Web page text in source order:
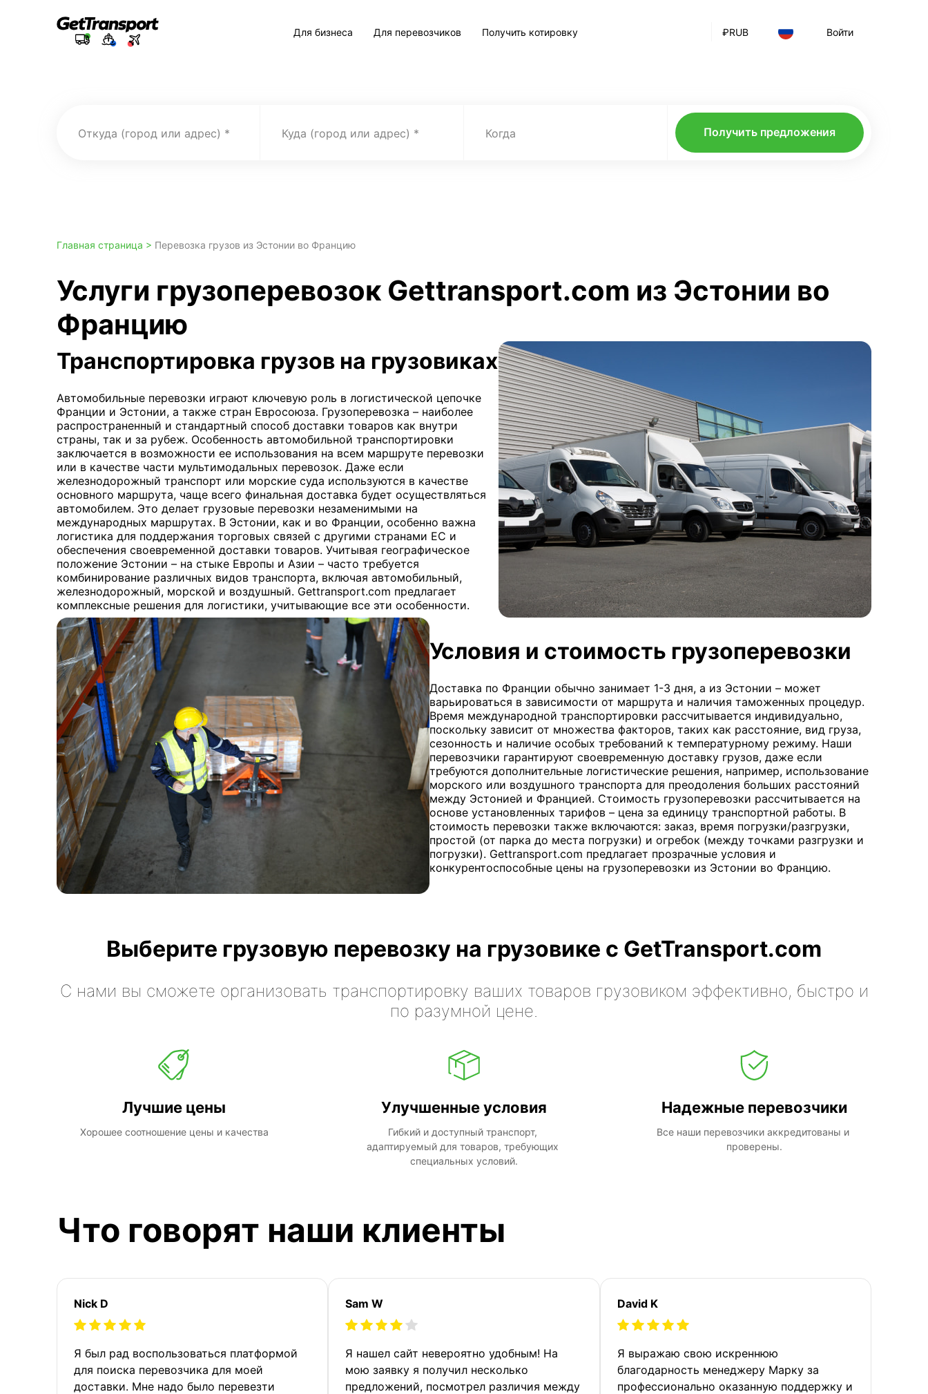
₽RUB Войти
Для бизнеса Для перевозчиков Получить котировку
Откуда (город или адрес) Куда (город или адрес) Когда Получить предложения
Главная страница > Перевозка грузов из Эстонии во Францию
Услуги грузоперевозок Gettransport.com из Эстонии во
Францию
Транспортировка грузов на грузовиках
Автомобильные перевозки играют ключевую роль в логистической цепочке
Франции и Эстонии, а также стран Евросоюза. Грузоперевозка – наиболее
распространенный и стандартный способ доставки товаров как внутри
страны, так и за рубеж. Особенность автомобильной транспортировки
заключается в возможности ее использования на всем маршруте перевозки
или в качестве части мультимодальных перевозок. Даже если
железнодорожный транспорт или морские суда используются в качестве
основного маршрута, чаще всего финальная доставка будет осуществляться
автомобилем. Это делает грузовые перевозки незаменимыми на
международных маршрутах. В Эстонии, как и во Франции, особенно важна
логистика для поддержания торговых связей с другими странами ЕС и
обеспечения своевременной доставки товаров. Учитывая географическое
положение Эстонии – на стыке Европы и Азии – часто требуется
комбинирование различных видов транспорта, включая автомобильный,
железнодорожный, морской и воздушный. Gettransport.com предлагает
комплексные решения для логистики, учитывающие все эти особенности.
Условия и стоимость грузоперевозки
Доставка по Франции обычно занимает 1-3 дня, а из Эстонии – может
варьироваться в зависимости от маршрута и наличия таможенных процедур.
Время международной транспортировки рассчитывается индивидуально,
поскольку зависит от множества факторов, таких как расстояние, вид груза,
сезонность и наличие особых требований к температурному режиму. Наши
перевозчики гарантируют своевременную доставку грузов, даже если
требуются дополнительные логистические решения, например, использование
морского или воздушного транспорта для преодоления больших расстояний
между Эстонией и Францией. Стоимость грузоперевозки рассчитывается на
основе установленных тарифов – цена за единицу транспортной работы. В
стоимость перевозки также включаются: заказ, время погрузки/разгрузки,
простой (от парка до места погрузки) и огребок (между точками разгрузки и
погрузки). Gettransport.com предлагает прозрачные условия и
конкурентоспособные цены на грузоперевозки из Эстонии во Францию.
Выберите грузовую перевозку на грузовике с GetTransport.com
С нами вы сможете организовать транспортировку ваших товаров грузовиком эффективно, быстро и
по разумной цене.
Лучшие цены
Хорошее соотношение цены и качества
Улучшенные условия
Гибкий и доступный транспорт,
адаптируемый для товаров, требующих
специальных условий.
Надежные перевозчики
Все наши перевозчики аккредитованы и
проверены.
Что говорят наши клиенты
Nick D
Я был рад воспользоваться платформой
для поиска перевозчика для моей
доставки. Мне надо было перевезти
Sam W
Я нашел сайт невероятно удобным! На
мою заявку я получил несколько
предложений, посмотрел различия между
David K
Я выражаю свою искреннюю
благодарность менеджеру Марку за
профессионально оказанную поддержку и